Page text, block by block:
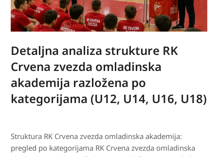
Detaljna analiza strukture RK
Crvena zvezda omladinska
akademija razložena po
kategorijama (U12, U14, U16, U18)
Struktura RK Crvena zvezda omladinska akademija:
pregled po kategorijama RK Crvena zvezda omladinska